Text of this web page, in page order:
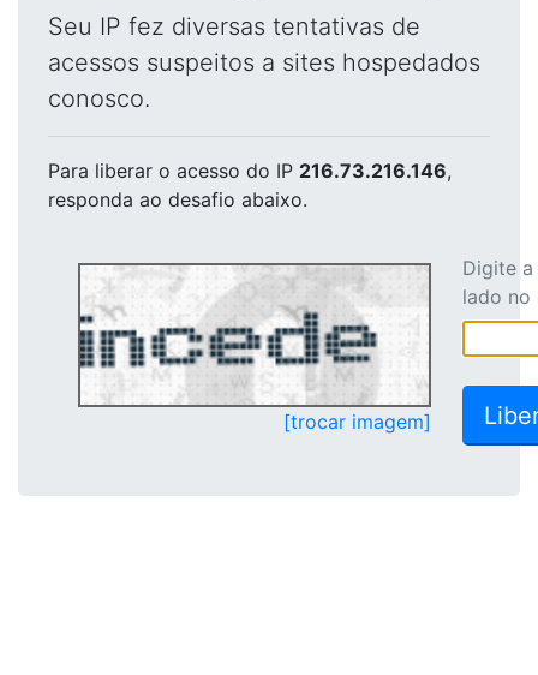
Seu IP fez diversas tentativas de
acessos suspeitos a sites hospedados
conosco.
Para liberar o acesso do IP 216.73.216.146,
responda ao desafio abaixo.
[trocar imagem]
Digite
lado no